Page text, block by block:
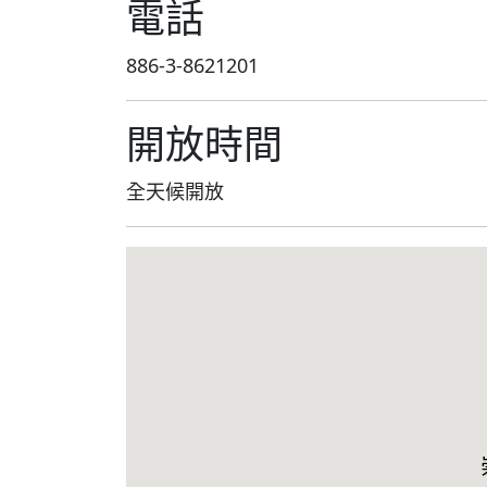
電話
886-3-8621201
開放時間
全天候開放